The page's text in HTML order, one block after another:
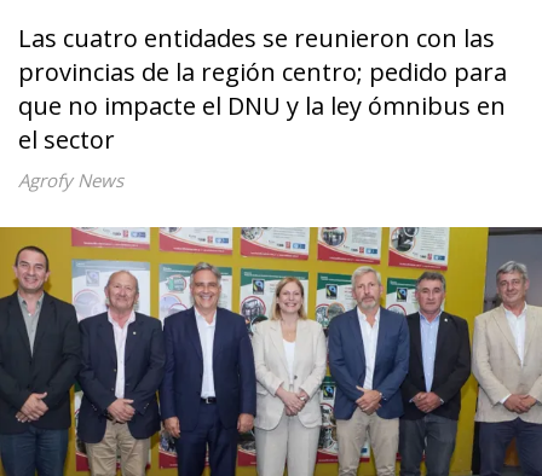
Las cuatro entidades se reunieron con las
provincias de la región centro; pedido para
que no impacte el DNU y la ley ómnibus en
el sector
Agrofy News